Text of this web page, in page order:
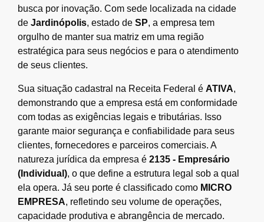
busca por inovação. Com sede localizada na cidade
de Jardinópolis, estado de SP, a empresa tem
orgulho de manter sua matriz em uma região
estratégica para seus negócios e para o atendimento
de seus clientes.
Sua situação cadastral na Receita Federal é ATIVA,
demonstrando que a empresa está em conformidade
com todas as exigências legais e tributárias. Isso
garante maior segurança e confiabilidade para seus
clientes, fornecedores e parceiros comerciais. A
natureza jurídica da empresa é 2135 - Empresário
(Individual), o que define a estrutura legal sob a qual
ela opera. Já seu porte é classificado como MICRO
EMPRESA, refletindo seu volume de operações,
capacidade produtiva e abrangência de mercado.